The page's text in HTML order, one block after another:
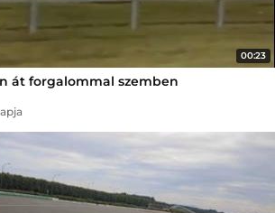
00:23
át forgalommal szemben